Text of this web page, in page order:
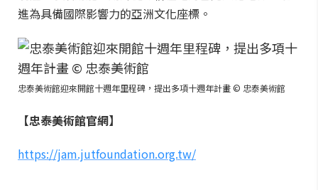
進為具備國際影響力的亞洲文化座標。
忠泰美術館迎來開館十週年里程碑，提出多項十週年計畫 © 忠泰美術館
【忠泰美術館官網】
https://jam.jutfoundation.org.tw/